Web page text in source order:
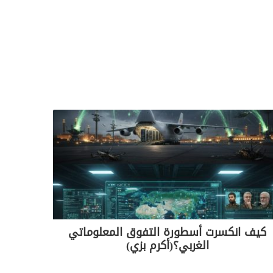
كيف انكسرت أسطورة التفوق المعلوماتي
الغربي؟(أكرم بزي)